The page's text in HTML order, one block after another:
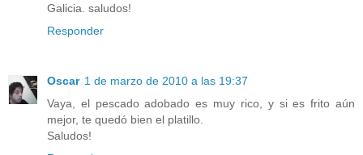
Galicia. saludos!
Responder
Oscar 1 de marzo de 2010 a las 19:37
Vaya, el pescado adobado es muy rico, y si es frito aún
mejor, te quedó bien el platillo.
Saludos!